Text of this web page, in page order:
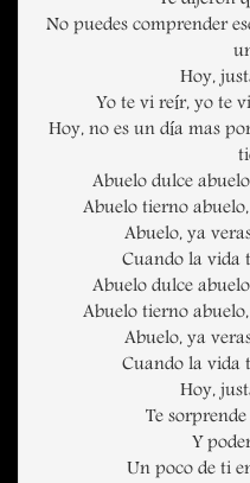
No puedes comprender
Hoy,
Yo te vi reír, yo te
Hoy, no es un día mas
Abuelo dulce
Abuelo tierno
Abuelo, ya
Cuando la vida
Abuelo dulce
Abuelo tierno
Abuelo, ya
Cuando la vida
Hoy,
Te
Y
Un poco de ti